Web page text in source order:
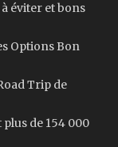
éviter et bons
Options Bon
Trip de
de 154 000